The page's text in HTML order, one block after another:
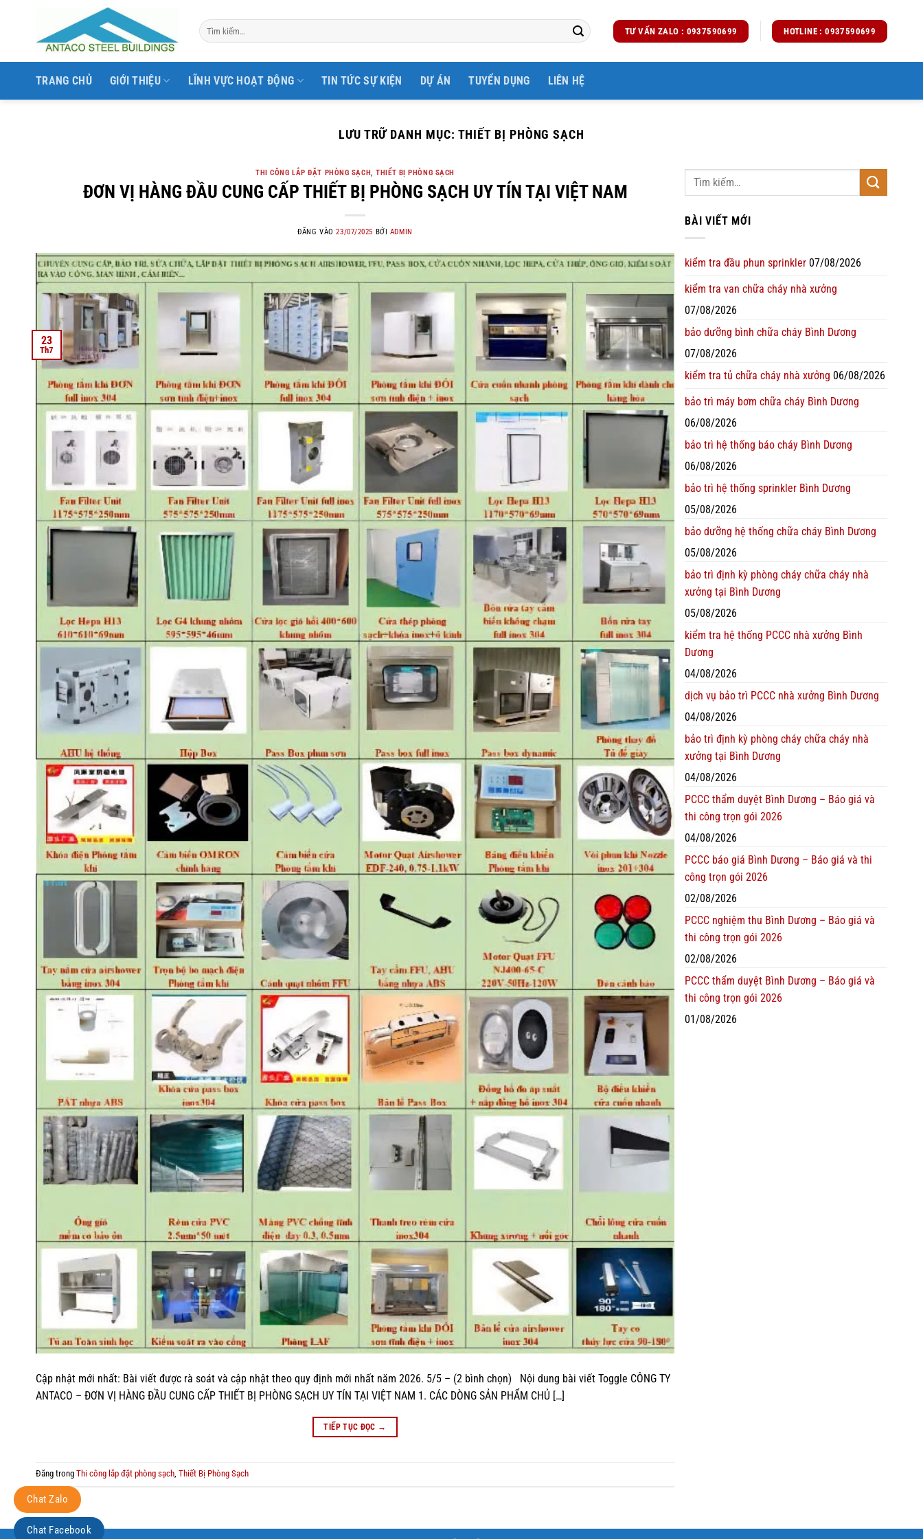
dung
TƯ VẤN ZALO : 0937590699 HOTLINE : 0937590699
TRANG CHỦ GIỚI THIỆU LĨNH VỰC HOẠT ĐỘNG TIN TỨC SỰ KIỆN DỰ ÁN TUYỂN DỤNG LIÊN HỆ
LƯU TRỮ DANH MỤC: THIẾT BỊ PHÒNG SẠCH
THI CÔNG LẮP ĐẶT PHÒNG SẠCH,THIẾT BỊ PHÒNG SẠCH
ĐƠN VỊ HÀNG ĐẦU CUNG CẤP THIẾT BỊ PHÒNG SẠCH UY TÍN TẠI VIỆT NAM
ĐĂNG VÀO23/07/2025 BỞI ADMIN
23
Th7
Cập nhật mới nhất: Bài viết được rà soát và cập nhật theo quy định mới nhất năm 2026. 5/5 – (2 bình chọn) Nội dung bài viết Toggle CÔNG TY
ANTACO – ĐƠN VỊ HÀNG ĐẦU CUNG CẤP THIẾT BỊ PHÒNG SẠCH UY TÍN TẠI VIỆT NAM 1. CÁC DÒNG SẢN PHẨM CHỦ […]
TIẾP TỤC ĐỌC →
Đăng trong Thi công lắp đặt phòng sạch, Thiết Bị Phòng Sạch
BÀI VIẾT MỚI
kiểm tra đầu phun sprinkler 07/08/2026
kiểm tra van chữa cháy nhà xưởng
07/08/2026
bảo dưỡng bình chữa cháy Bình Dương
07/08/2026
kiểm tra tủ chữa cháy nhà xưởng 06/08/2026
bảo trì máy bơm chữa cháy Bình Dương
06/08/2026
bảo trì hệ thống báo cháy Bình Dương
06/08/2026
bảo trì hệ thống sprinkler Bình Dương
05/08/2026
bảo dưỡng hệ thống chữa cháy Bình Dương
05/08/2026
bảo trì định kỳ phòng cháy chữa cháy nhà
xưởng tại Bình Dương
05/08/2026
kiểm tra hệ thống PCCC nhà xưởng Bình
Dương
04/08/2026
dịch vụ bảo trì PCCC nhà xưởng Bình Dương
04/08/2026
bảo trì định kỳ phòng cháy chữa cháy nhà
xưởng tại Bình Dương
04/08/2026
PCCC thẩm duyệt Bình Dương – Báo giá và
thi công trọn gói 2026
04/08/2026
PCCC báo giá Bình Dương – Báo giá và thi
công trọn gói 2026
02/08/2026
PCCC nghiệm thu Bình Dương – Báo giá và
thi công trọn gói 2026
02/08/2026
PCCC thẩm duyệt Bình Dương – Báo giá và
thi công trọn gói 2026
01/08/2026
Chat Zalo
Chat Facebook